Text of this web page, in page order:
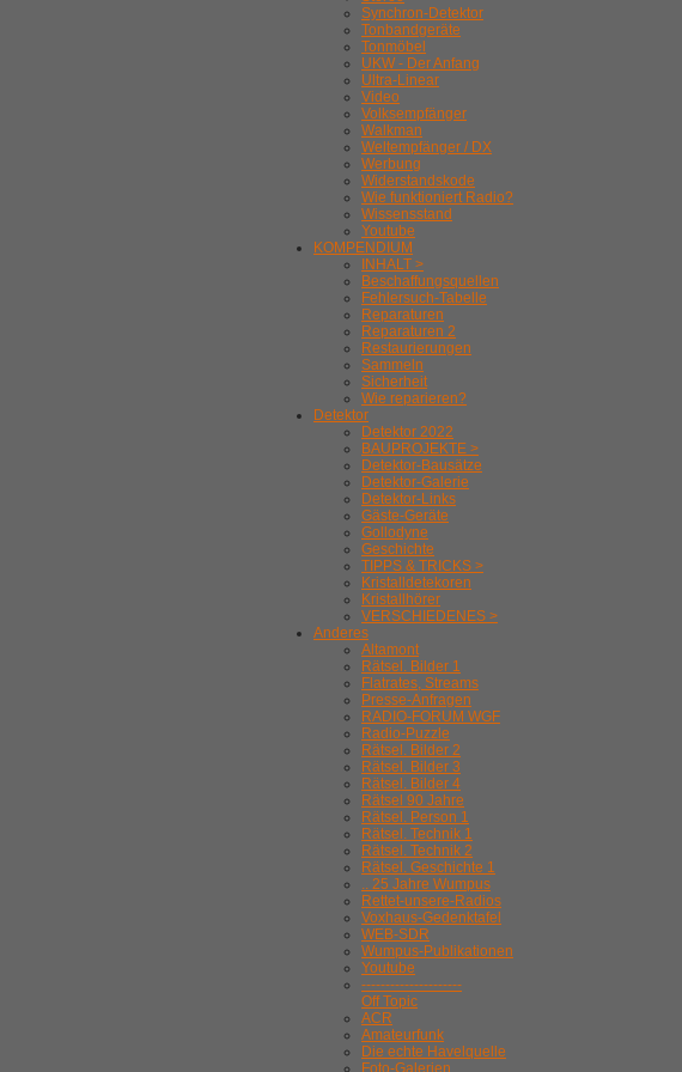
Synchron-Detektor
Tonbandgeräte
Tonmöbel
UKW - Der Anfang
Ultra-Linear
Video
Volksempfänger
Walkman
Weltempfänger / DX
Werbung
Widerstandskode
Wie funktioniert Radio?
Wissensstand
Youtube
KOMPENDIUM
INHALT >
Beschaffungsquellen
Fehlersuch-Tabelle
Reparaturen
Reparaturen 2
Restaurierungen
Sammeln
Sicherheit
Wie reparieren?
Detektor
Detektor 2022
BAUPROJEKTE >
Detektor-Bausätze
Detektor-Galerie
Detektor-Links
Gäste-Geräte
Gollodyne
Geschichte
TIPPS & TRICKS >
Kristalldetekoren
Kristallhörer
VERSCHIEDENES >
Anderes
Altamont
Rätsel. Bilder 1
Flatrates, Streams
Presse-Anfragen
RADIO-FORUM WGF
Radio-Puzzle
Rätsel. Bilder 2
Rätsel. Bilder 3
Rätsel. Bilder 4
Rätsel 90 Jahre
Rätsel. Person 1
Rätsel. Technik 1
Rätsel. Technik 2
Rätsel. Geschichte 1
.. 25 Jahre Wumpus
Rettet-unsere-Radios
Voxhaus-Gedenktafel
WEB-SDR
Wumpus-Publikationen
Youtube
---------------------
Off Topic
ACR
Amateurfunk
Die echte Havelquelle
Foto-Galerien